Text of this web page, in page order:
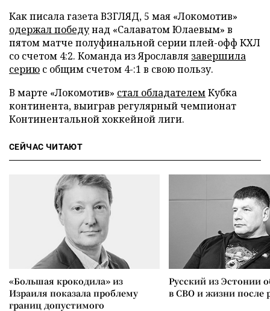
Как писала газета ВЗГЛЯД, 5 мая «Локомотив»
одержал победунад «Салаватом Юлаевым» в
пятом матче полуфинальной серии плей-офф КХЛ
со счетом 4:2. Команда из Ярославля завершила
серию с общим счетом 4-:1 в свою пользу.
В марте «Локомотив» стал обладателемКубка
континента, выиграв регулярный чемпионат
Континентальной хоккейной лиги.
СЕЙЧАС ЧИТАЮТ
«Большая крокодила» из
Израиля показала проблему
границ допустимого
Русский из Эстонии
в СВО и жизни после